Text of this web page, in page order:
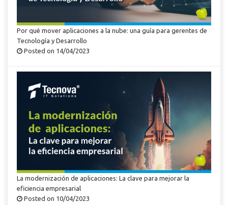
Por qué mover aplicaciones a la nube: una guía para gerentes de
Tecnología y Desarrollo
Posted on 14/04/2023
La modernización de aplicaciones: La clave para mejorar la
eficiencia empresarial
Posted on 10/04/2023